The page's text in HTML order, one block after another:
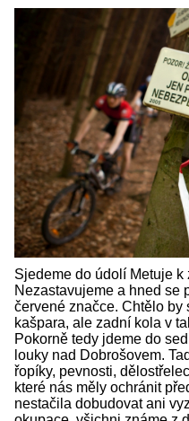
Sjedeme do údolí Metuje
Nezastavujeme a hned se
červené značce. Chtělo by
kašpara, ale zadní kola v
Pokorně tedy jdeme do
louky nad Dobrošovem.
řopíky, pevnosti,
které nás měly ochránit
nestačila dobudovat ani